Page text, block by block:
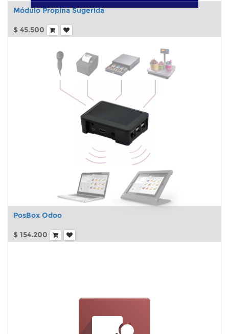
Módulo Propina Sugerida
$ 45.500
PosBox Odoo
$ 154.200